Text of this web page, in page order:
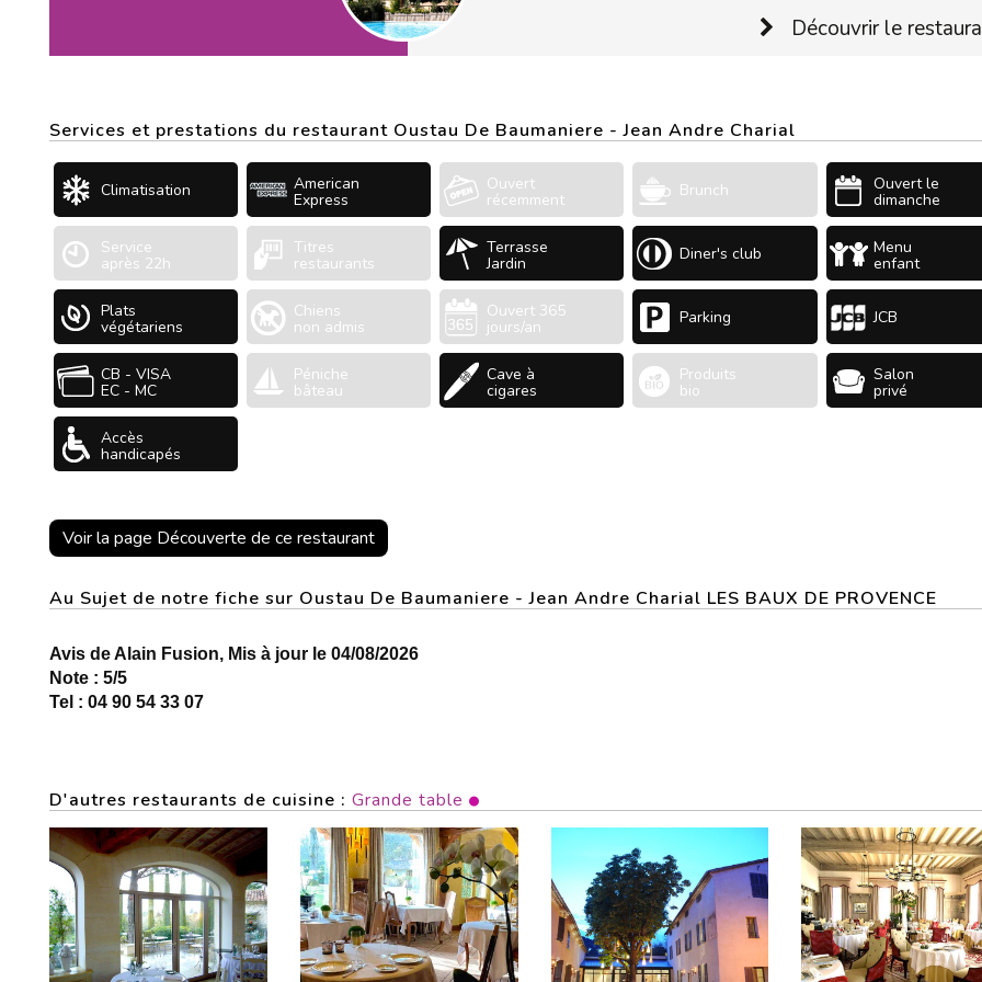
Découvrir le
Services et prestations du restaurant Oustau De Baumaniere - Jean Andre Charial
Climatisation American
Express
Ouvert
récemment Brunch Ouvert le
dimanche
Service
après 22h
Titres
restaurants
Terrasse
Jardin Diner's club Menu
enfant
Plats
végétariens
Chiens
non admis
Ouvert 365
jours/an Parking JCB
CB - VISA
EC - MC
Péniche
bâteau
Cave à
cigares
Produits
bio
Salon
privé
Accès
handicapés
Voir la page Découverte de ce restaurant
Au Sujet de notre fiche sur Oustau De Baumaniere - Jean Andre Charial LES BAUX DE PROVENCE
Avis de Alain Fusion, Mis à jour le 04/08/2026
Note : 5/5
Tel : 04 90 54 33 07
D'autres restaurants de cuisine : Grande table